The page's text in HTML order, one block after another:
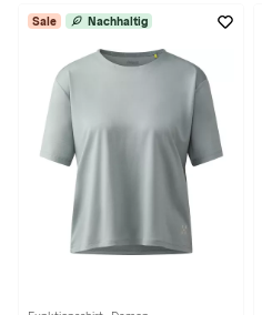
Sale Nachhaltig